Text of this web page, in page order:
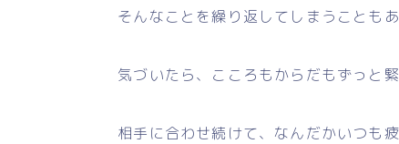
そんなことを繰り返してしまうことも
気づいたら、こころもからだもずっと緊
相手に合わせ続けて、なんだかいつも疲